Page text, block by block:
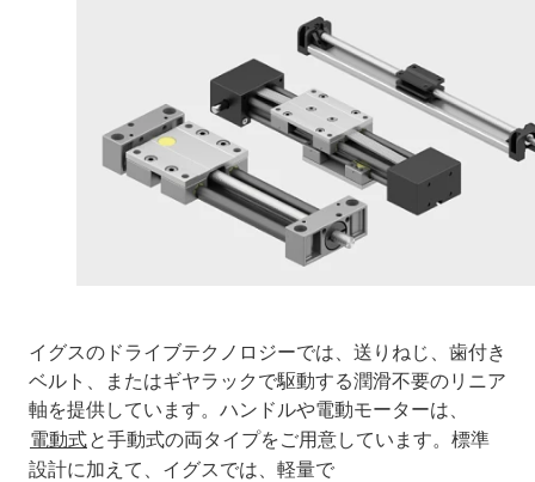
イグスのドライブテクノロジーでは、送りねじ、歯付き
ベルト、またはギヤラックで駆動する潤滑不要のリニア
軸を提供しています。ハンドルや電動モーターは、
電動式と手動式の両タイプをご用意しています。標準
設計に加えて、イグスでは、軽量で